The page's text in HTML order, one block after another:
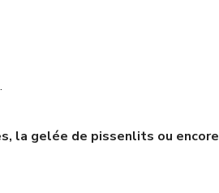
la gelée de pissenlits ou encore